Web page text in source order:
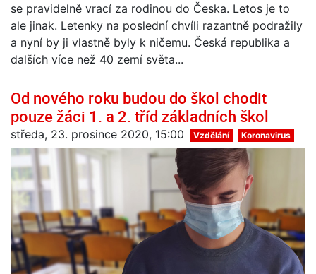
se pravidelně vrací za rodinou do Česka. Letos je to
ale jinak. Letenky na poslední chvíli razantně podražily
a nyní by ji vlastně byly k ničemu. Česká republika a
dalších více než 40 zemí světa...
Od nového roku budou do škol chodit
pouze žáci 1. a 2. tříd základních škol
středa, 23. prosince 2020, 15:00 Vzdělání Koronavirus